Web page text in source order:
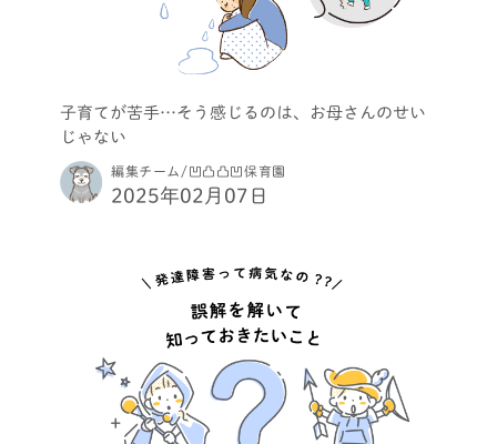
子育てが苦手…そう感じるのは、お母さんのせい
じゃない
編集チーム/凹凸凸凹保育園
2025年02月07日